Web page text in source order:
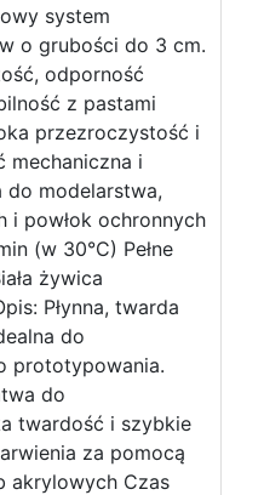
system
o grubości do 3 cm.
odporność
z pastami
przezroczystość i
mechaniczna i
do modelarstwa,
powłok ochronnych
(w 30°C) Pełne
żywica
Płynna, twarda
do
prototypowania.
do
twardość i szybkie
za pomocą
akrylowych Czas